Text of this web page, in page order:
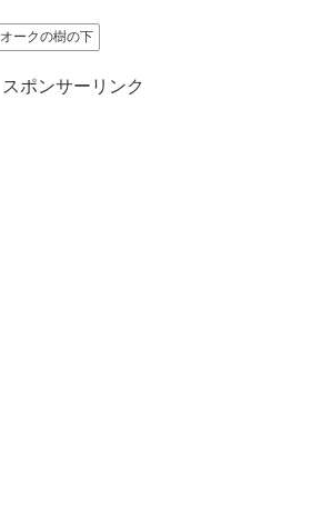
オークの樹の下
スポンサーリンク